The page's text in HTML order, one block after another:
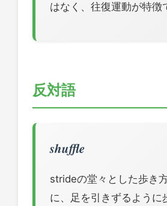
はなく、往復運動が特徴
反対語
shuffle
strideの堂々とした歩き
に、足を引きずるように